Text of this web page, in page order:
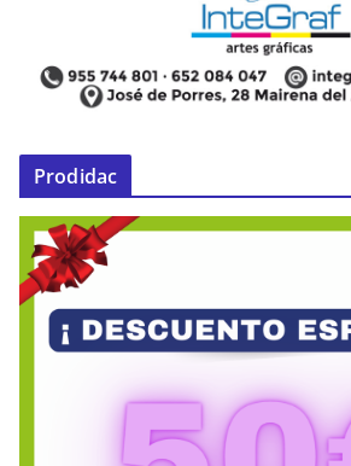
Prodidac